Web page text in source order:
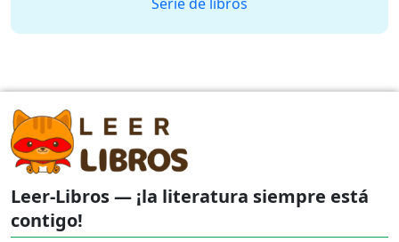
Leer-Libros — ¡la literatura siempre está
contigo!